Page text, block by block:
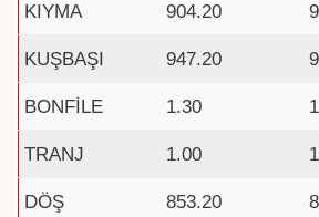
KIYMA 904.20
KUŞBAŞI 947.20
BONFİLE 1.30
TRANJ 1.00
DÖŞ 853.20